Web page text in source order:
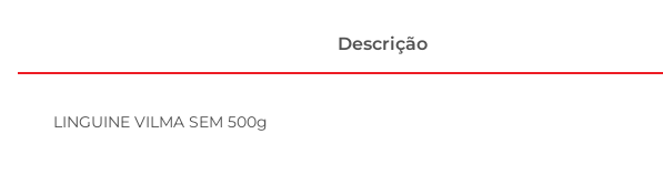
Descrição
LINGUINE VILMA SEM 500g